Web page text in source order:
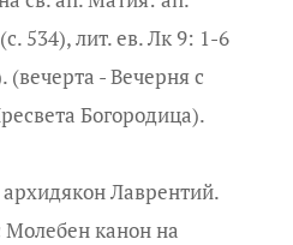
534), лит. ев. Лк 9: 1-6
(вечерта - Вечерня с
Богородица).
Лаврентий.
Молебен канон на